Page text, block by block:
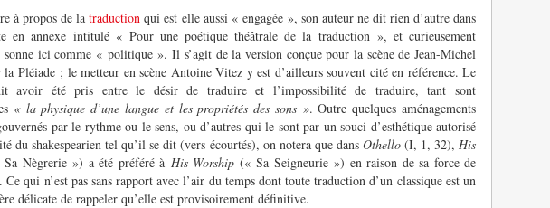
à propos de latraductionqui est elle aussi « engagée », son auteur ne dit rien d’autre dans
en annexe intitulé « Pour une poétique théâtrale de la traduction », et curieusement
ici comme « politique ». Il s’agit de la version conçue pour la scène de Jean-Michel
la Pléiade ; le metteur en scène Antoine Vitez y est d’ailleurs souvent cité en référence. Le
avoir été pris entre le désir de traduire et l’impossibilité de traduire, tant sont
« la physique d’une langue et les propriétés des sons ». Outre quelques aménagements
par le rythme ou le sens, ou d’autres qui le sont par un souci d’esthétique autorisé
du shakespearien tel qu’il se dit (vers écourtés), on notera que dansOthello(I, 1, 32),His
Nègrerie ») a été préféré à His Worship (« Sa Seigneurie ») en raison de sa force de
Ce qui n’est pas sans rapport avec l’air du temps dont toute traduction d’un classique est un
délicate de rappeler qu’elle est provisoirement définitive.